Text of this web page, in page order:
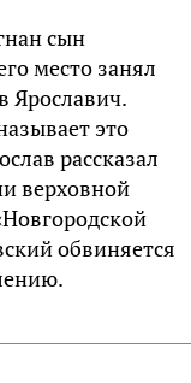
сын
место занял
Ярославич.
это
рассказал
верховной
обвиняется